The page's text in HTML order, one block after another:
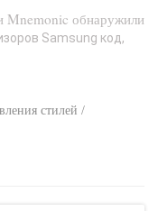
Mnemonic обнаружили
Samsung код,
стилей /